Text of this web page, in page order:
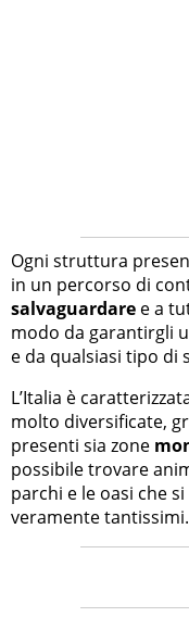
Ogni struttura
in un percorso di
salvaguardare e a
modo da garantirgli
e da qualsiasi tipo di
L’Italia è
molto diversificate,
presenti sia zone
possibile trovare
parchi e le oasi che
veramente tantissimi.